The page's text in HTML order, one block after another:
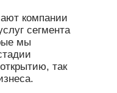
компании
сегмента
мы
так